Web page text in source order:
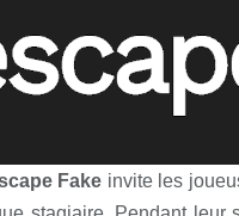
Fake invite les